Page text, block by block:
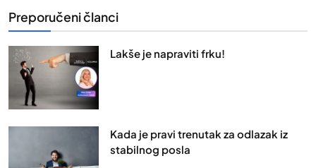
Preporučeni članci
Lakše je napraviti frku!
Kada je pravi trenutak za odlazak iz
stabilnog posla